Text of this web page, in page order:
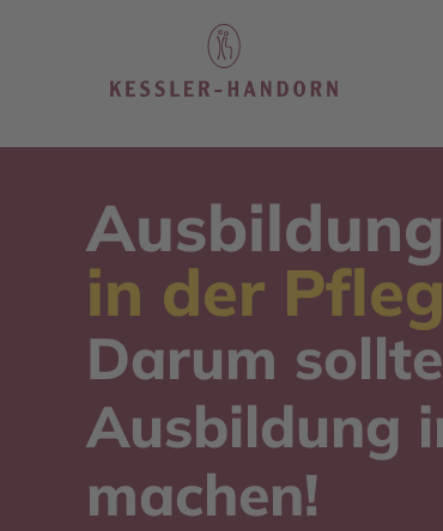
Ausbildung
in der
Darum
Ausbildung
machen!